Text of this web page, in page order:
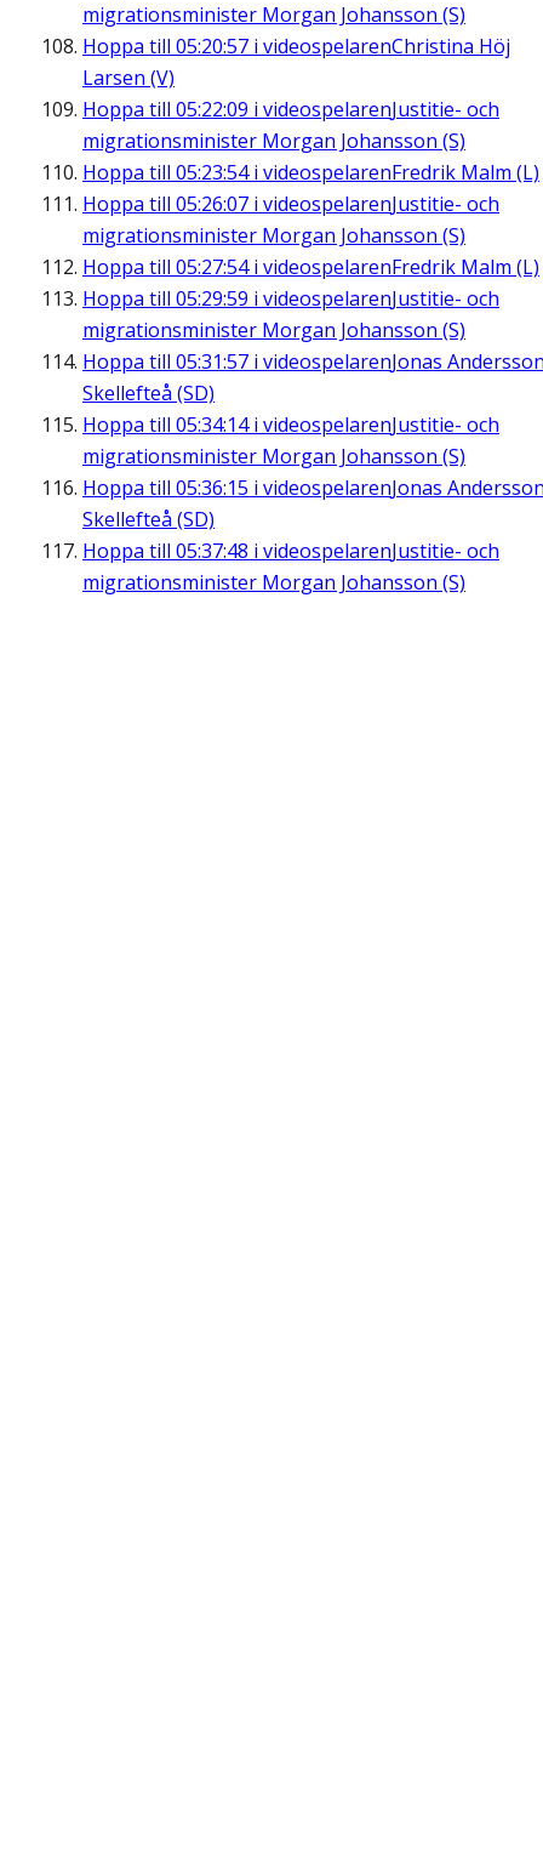
migrationsminister Morgan Johansson (S)
Hoppa till 05:20:57 i videospelarenChristina Höj
Larsen (V)
Hoppa till 05:22:09 i videospelarenJustitie- och
migrationsminister Morgan Johansson (S)
Hoppa till 05:23:54i videospelarenFredrik Malm (L)
Hoppa till 05:26:07 i videospelarenJustitie- och
migrationsminister Morgan Johansson (S)
Hoppa till 05:27:54i videospelarenFredrik Malm (L)
Hoppa till 05:29:59 i videospelarenJustitie- och
migrationsminister Morgan Johansson (S)
Hoppa till 05:31:57 i videospelarenJonas
Skellefteå (SD)
Hoppa till 05:34:14i videospelarenJustitie- och
migrationsminister Morgan Johansson (S)
Hoppa till 05:36:15 i videospelarenJonas
Skellefteå (SD)
Hoppa till 05:37:48 i videospelarenJustitie- och
migrationsminister Morgan Johansson (S)